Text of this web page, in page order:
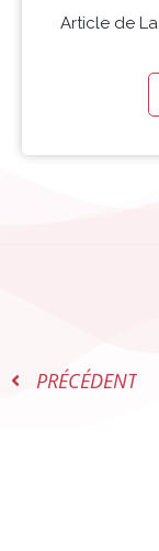
Article de
PRÉCÉDENT